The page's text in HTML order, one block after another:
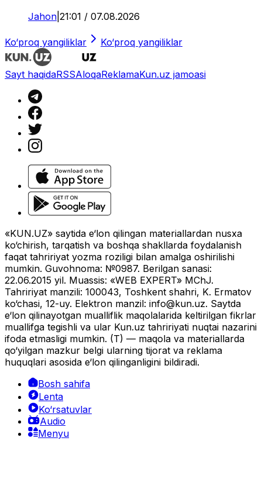
Jahon 21:01 / 07.08.2026
Ko‘proq yangiliklar Ko‘proq yangiliklar
Sayt haqidaRSSAloqaReklamaKun.uz jamoasi
«KUN.UZ» saytida e‘lon qilingan materiallardan nusxa
ko‘chirish, tarqatish va boshqa shakllarda foydalanish
faqat tahririyat yozma roziligi bilan amalga oshirilishi
mumkin. Guvohnoma: №0987. Berilgan sanasi:
22.06.2015 yil. Muassis: «WEB EXPERT» MChJ.
Tahririyat manzili: 100043, Toshkent shahri, K. Ermatov
ko‘chasi, 12-uy. Elektron manzil: info@kun.uz. Saytda
e‘lon qilinayotgan mualliflik maqolalarida keltirilgan fikrlar
muallifga tegishli va ular Kun.uz tahririyati nuqtai nazarini
ifoda etmasligi mumkin. (T) — maqola va materiallarda
qo‘yilgan mazkur belgi ularning tijorat va reklama
huquqlari asosida e‘lon qilinganligini bildiradi.
Bosh sahifa
Lenta
Ko‘rsatuvlar
Audio
Menyu